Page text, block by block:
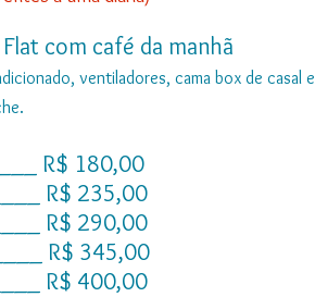
com café da manhã
ventiladores, cama box de casal e
R$ 180,00
R$ 235,00
R$ 290,00
R$ 345,00
R$ 400,00